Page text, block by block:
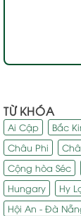
TỪ KHÓA
Ai Cập Bắc
Châu Phi
Cộng hòa Séc
Hungary
Hy
Hội An - Đà